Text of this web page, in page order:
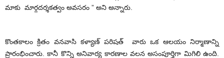
మాకు మార్గదర్శకత్వం అవసరం ” అని అన్నారు.
కొంతకాలం క్రితం వనవాసి కళ్యాణ్ పరిషత్ వారు ఒక ఆలయం నిర్మాణాన్ని
ప్రారంభించారు. కానీ కొన్ని అనివార్య కారణాల వలన అసంపూర్తిగా మిగిలి ఉంది.